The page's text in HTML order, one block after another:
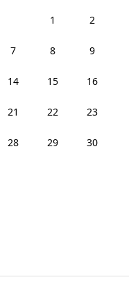
1 2
7 8 9
14 15 16
21 22 23
28 29 30